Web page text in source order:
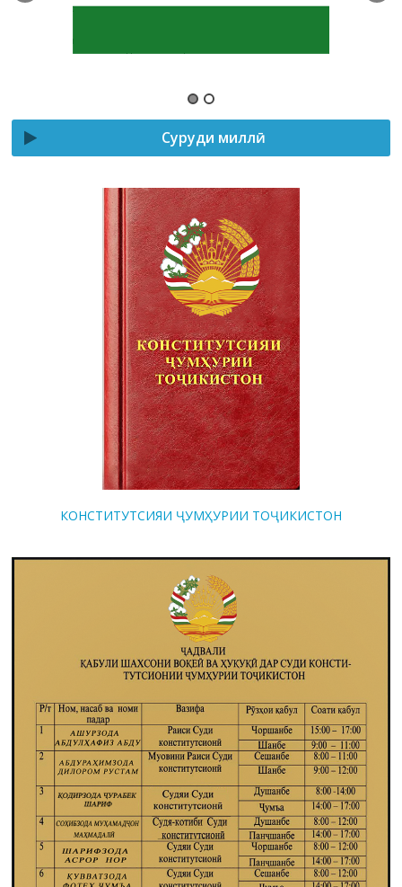
Суруди миллӣ
КОНСТИТУТСИЯИ ҶУМҲУРИИ ТОҶИКИСТОН